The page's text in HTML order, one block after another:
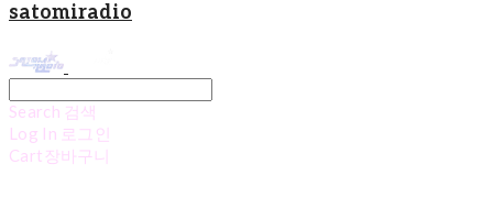
satomiradio
Search 검색
Log In 로그인
Cart 장바구니